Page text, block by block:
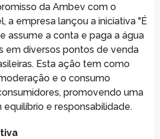
da Ambev com o
a empresa lançou a iniciativa "É
assume a conta e paga a água
em diversos pontos de venda
Esta ação tem como
e o consumo
promovendo uma
e responsabilidade.